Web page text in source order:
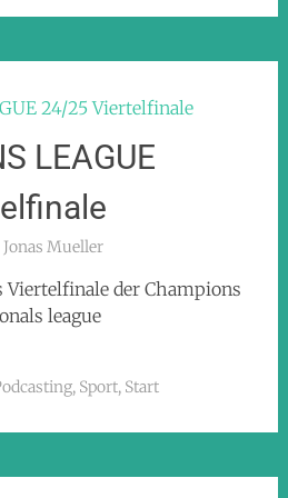
LEAGUE
Jonas Mueller
Viertelfinale der Champions
league
, Sport, Start